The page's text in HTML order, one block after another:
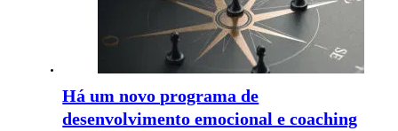
Há um novo programa de
desenvolvimento emocional e coaching